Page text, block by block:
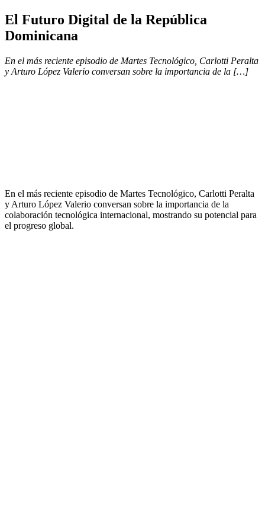
El Futuro Digital de la República
Dominicana
En el más reciente episodio de Martes Tecnológico, Carlotti Peralta
y Arturo López Valerio conversan sobre la importancia de la […]
En el más reciente episodio de Martes Tecnológico, Carlotti Peralta
y Arturo López Valerio conversan sobre la importancia de la
colaboración tecnológica internacional, mostrando su potencial para
el progreso global.